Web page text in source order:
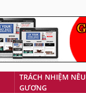
TRÁCH NHIỆM NÊU
GƯƠNG